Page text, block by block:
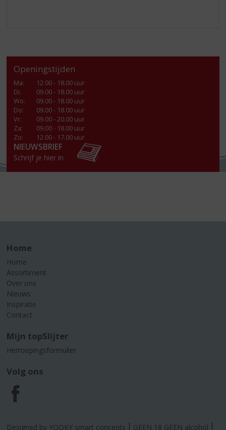
Openingstijden
Ma:
12.00 - 18.00 uur
Di:
09.00 - 18.00 uur
Wo:
09.00 - 18.00 uur
Do:
09.00 - 18.00 uur
Vr:
09.00 - 20.00 uur
Za:
09.00 - 18.00 uur
Zo:
12.00 - 17.00 uur
NIEUWSBRIEF
Schrijf je hier in
Home
Home
Assortiment
Over ons
Nieuws
Inspiratie
Contact
Mijn topSlijter
Herroepingsformulier
Volg ons
F
a
Designed by YOOKY smart concepts GEEN 18 GEEN alcohol